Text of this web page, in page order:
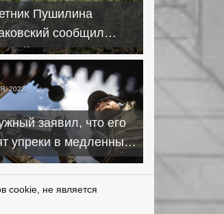
Пушилина
сообщил
волне
ВСУ
2023
заявил, что его
упреки в медленных
контрнаступления
cookie, не является